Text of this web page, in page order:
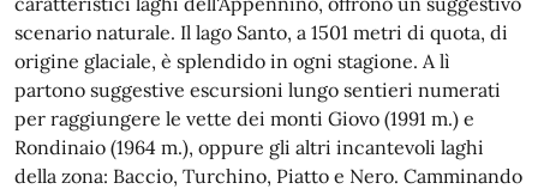
scenario naturale. Il lago Santo, a 1501 metri di quota, di
origine glaciale, è splendido in ogni stagione. A lì
partono suggestive escursioni lungo sentieri numerati
per raggiungere le vette dei monti Giovo (1991 m.) e
Rondinaio (1964 m.), oppure gli altri incantevoli laghi
della zona: Baccio, Turchino, Piatto e Nero. Camminando